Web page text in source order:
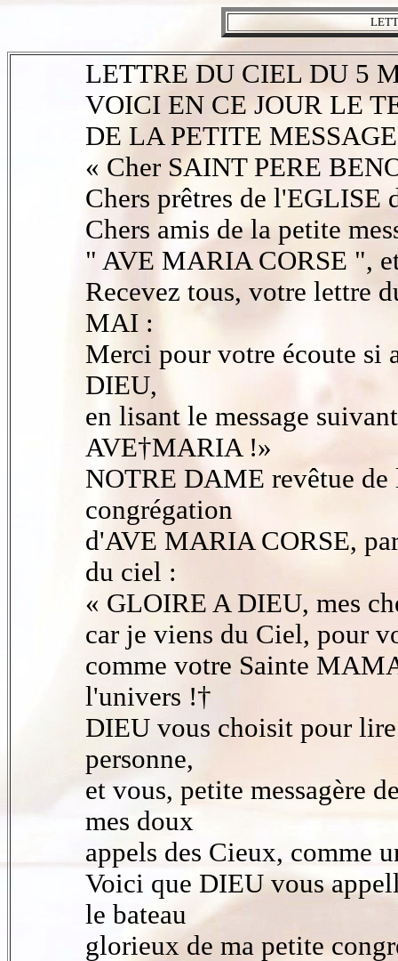
LETTRE DU CIEL DU 5
VOICI EN CE JOUR LE
DE LA PETITE
« Cher SAINT PERE
Chers prêtres de l'EGLISE
Chers amis de la petite
" AVE MARIA CORSE ",
Recevez tous, votre lettre
MAI :
Merci pour votre écoute si
DIEU,
en lisant le message
AVE†MARIA !»
NOTRE DAME revêtue de
congrégation
d'AVE MARIA CORSE,
du ciel :
« GLOIRE A DIEU, mes
car je viens du Ciel, pour
comme votre Sainte
l'univers !†
DIEU vous choisit pour
personne,
et vous, petite messagère
mes doux
appels des Cieux, comme
Voici que DIEU vous
le bateau
glorieux de ma petite